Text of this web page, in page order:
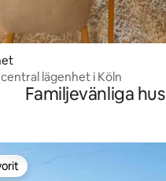
lägenhet i Köln
Familjevänliga hus